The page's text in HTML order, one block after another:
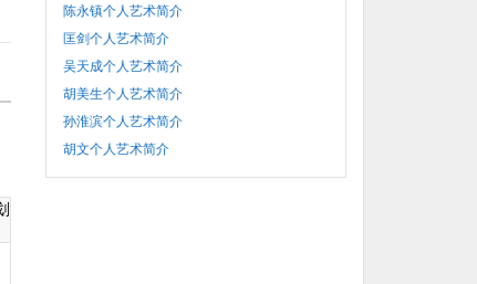
陈永镇个人艺术简介
匡剑个人艺术简介
吴天成个人艺术简介
胡美生个人艺术简介
孙淮滨个人艺术简介
胡文个人艺术简介